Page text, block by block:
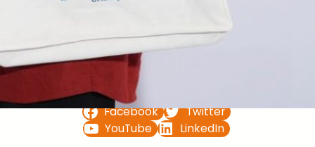
FOLLOW US ON
Facebook
Twitter
YouTube
LinkedIn